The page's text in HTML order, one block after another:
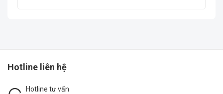
Hotline liên hệ
Hotline tư vấn